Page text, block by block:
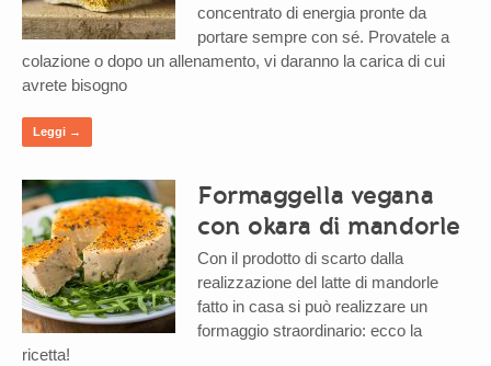
concentrato di energia pronte da
portare sempre con sé. Provatele a
colazione o dopo un allenamento, vi daranno la carica di cui
avrete bisogno
Leggi →
Formaggella vegana
con okara di mandorle
Con il prodotto di scarto dalla
realizzazione del latte di mandorle
fatto in casa si può realizzare un
formaggio straordinario: ecco la
ricetta!